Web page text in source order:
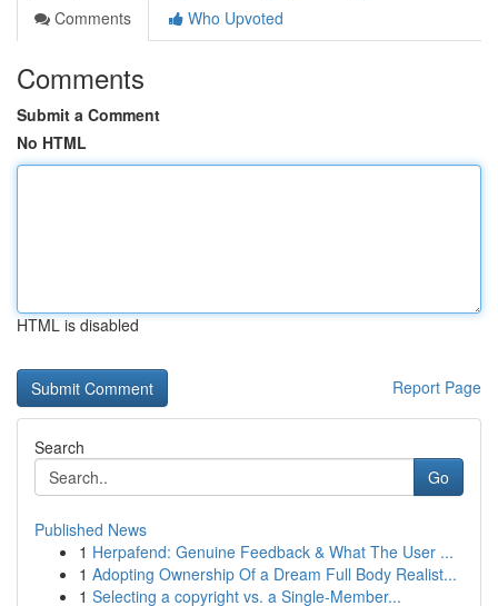
Comments
Who Upvoted
Comments
Submit a Comment
No HTML
HTML is disabled
Report Page
Search
Go
Published News
1 Herpafend: Genuine Feedback & What The User ...
1 Adopting Ownership Of a Dream Full Body Realist...
1 Selecting a copyright vs. a Single-Member...